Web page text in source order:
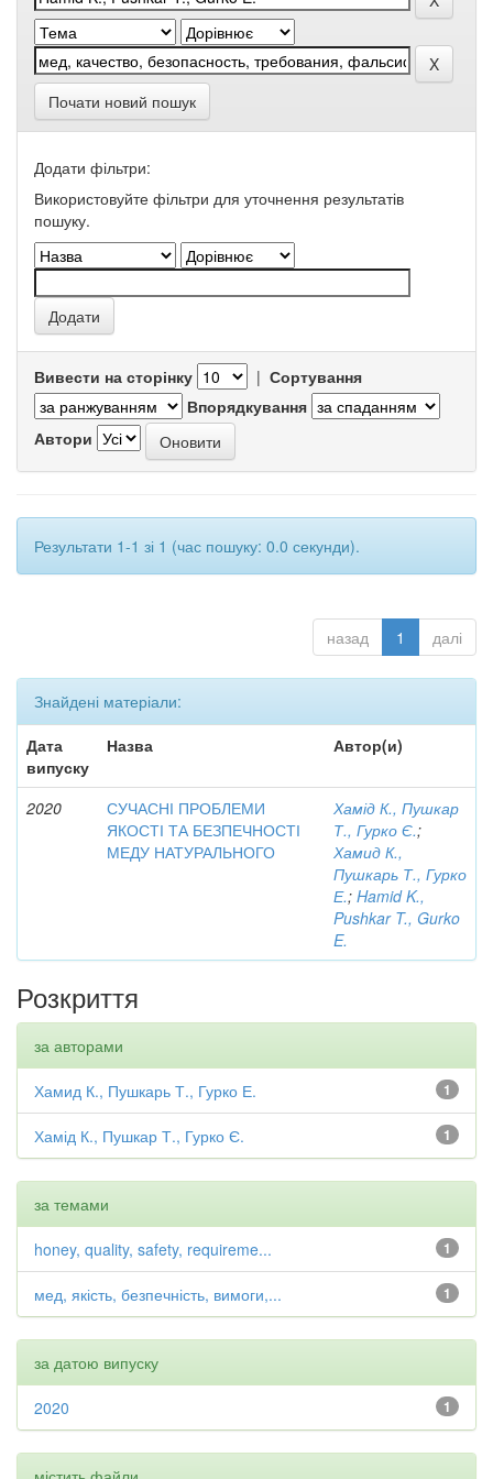
Почати новий пошук
Додати фільтри:
Використовуйте фільтри для уточнення результатів
пошуку.
Вивести на сторінку | Сортування
Впорядкування
Автори
Результати 1-1 зі 1 (час пошуку: 0.0 секунди).
назад 1 далі
Знайдені матеріали:
Дата
випуску
Назва Автор(и)
2020
СУЧАСНІ ПРОБЛЕМИ
ЯКОСТІ ТА БЕЗПЕЧНОСТІ
МЕДУ НАТУРАЛЬНОГО
Хамід К., Пушкар
Т., Гурко Є.;
Хамид К.,
Пушкарь Т., Гурко
Е.; Hamid K.,
Pushkar T., Gurko
E.
Розкриття
за авторами
1
Хамид К., Пушкарь Т., Гурко Е.
1
Хамід К., Пушкар Т., Гурко Є.
за темами
1
honey, quality, safety, requireme...
1
мед, якість, безпечність, вимоги,...
за датою випуску
1
2020